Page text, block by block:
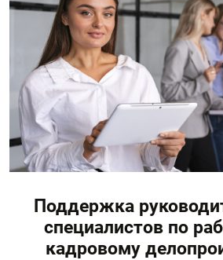
Поддержка
специалистов по
кадровому